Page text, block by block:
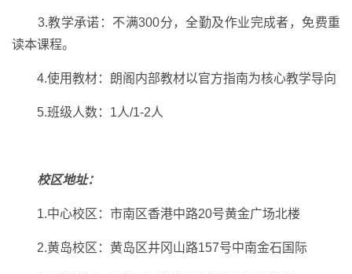
3.教学承诺：不满300分，全勤及作业完成者，免费重
读本课程。
4.使用教材：朗阁内部教材以官方指南为核心教学导向
5.班级人数：1人/1-2人
校区地址：
1.中心校区：市南区香港中路20号黄金广场北楼
2.黄岛校区：黄岛区井冈山路157号中南金石国际